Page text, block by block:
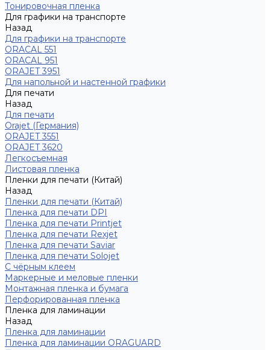
Тонировочная пленка
Для графики на транспорте
Назад
Для графики на транспорте
ORACAL 551
ORACAL 951
ORAJET 3951
Для напольной и настенной графики
Для печати
Назад
Для печати
Orajet (Германия)
ORAJET 3551
ORAJET 3620
Легкосъемная
Листовая пленка
Пленки для печати (Китай)
Назад
Пленки для печати (Китай)
Пленка для печати DPI
Пленка для печати Printjet
Пленка для печати Rexjet
Пленка для печати Saviar
Пленка для печати Solojet
С чёрным клеем
Маркерные и меловые пленки
Монтажная пленка и бумага
Перфорированная пленка
Пленка для ламинации
Назад
Пленка для ламинации
Пленка для ламинации ORAGUARD